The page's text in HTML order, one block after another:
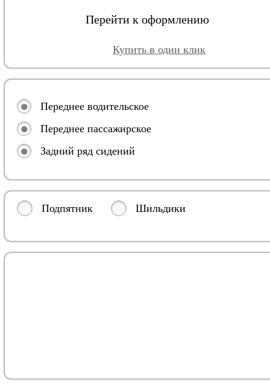
Перейти к оформлению
Купить в один клик
Переднее водительское
Переднее пассажирское
Задний ряд сидений
Подпятник Шильдики